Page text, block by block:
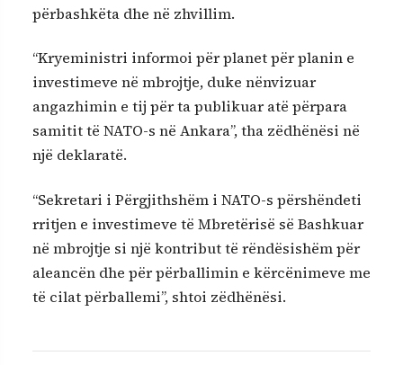
përbashkëta dhe në zhvillim.
“Kryeministri informoi për planet për planin e
investimeve në mbrojtje, duke nënvizuar
angazhimin e tij për ta publikuar atë përpara
samitit të NATO-s në Ankara”, tha zëdhënësi në
një deklaratë.
“Sekretari i Përgjithshëm i NATO-s përshëndeti
rritjen e investimeve të Mbretërisë së Bashkuar
në mbrojtje si një kontribut të rëndësishëm për
aleancën dhe për përballimin e kërcënimeve me
të cilat përballemi”, shtoi zëdhënësi.